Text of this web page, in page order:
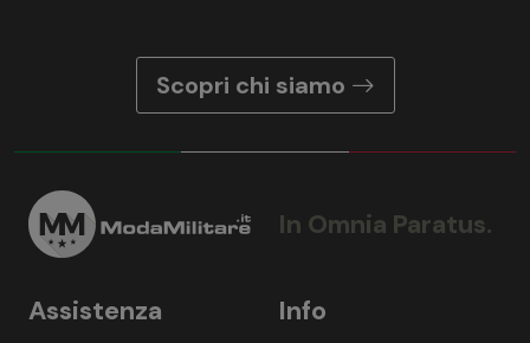
Scopri chi siamo
In Omnia Paratus.
Info
Assistenza